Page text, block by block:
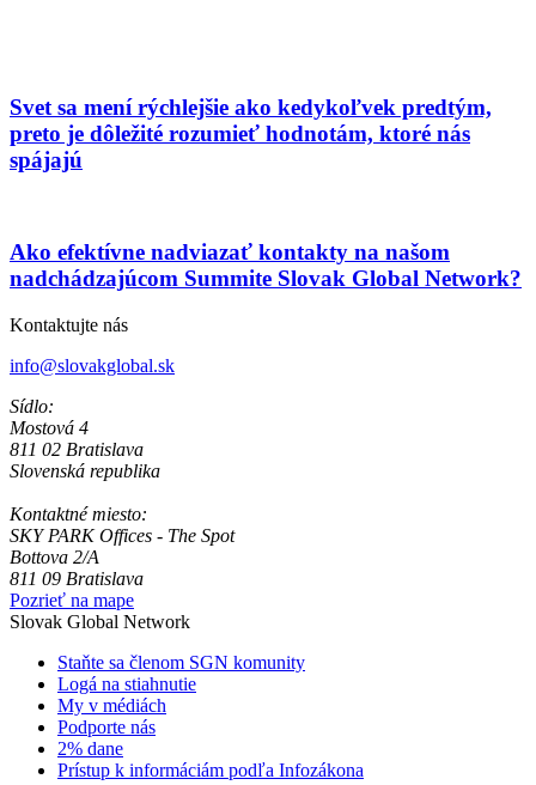
Svet sa mení rýchlejšie ako kedykoľvek predtým,
preto je dôležité rozumieť hodnotám, ktoré nás
spájajú
Ako efektívne nadviazať kontakty na našom
nadchádzajúcom Summite Slovak Global Network?
Kontaktujte nás
info@slovakglobal.sk
Sídlo:
Mostová 4
811 02 Bratislava
Slovenská republika
Kontaktné miesto:
SKY PARK Offices - The Spot
Bottova 2/A
811 09 Bratislava
Pozrieť na mape
Slovak Global Network
Staňte sa členom SGN komunity
Logá na stiahnutie
My v médiách
Podporte nás
2% dane
Prístup k informáciám podľa Infozákona